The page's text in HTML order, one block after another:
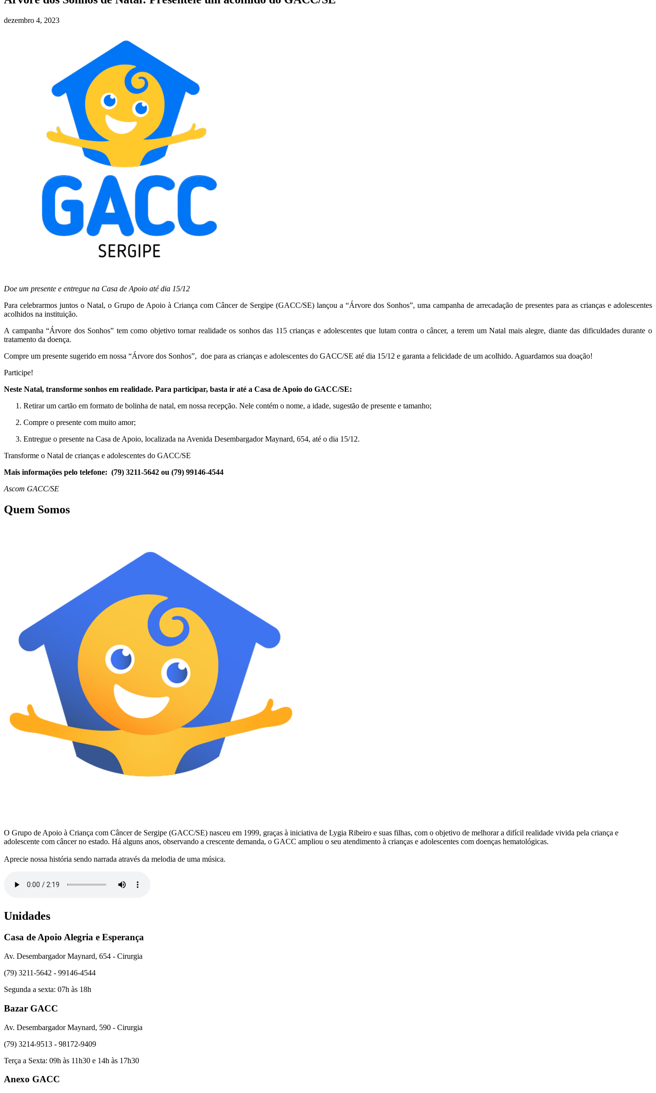
dezembro 4, 2023
Doe um presente e entregue na Casa de Apoio até dia 15/12
Para celebrarmos juntos o Natal, o Grupo de Apoio à Criança com Câncer de Sergipe (GACC/SE) lançou a “Árvore dos Sonhos”, uma campanha de arrecadação de presentes para as crianças e adolescentes
acolhidos na instituição.
A campanha “Árvore dos Sonhos” tem como objetivo tornar realidade os sonhos das 115 crianças e adolescentes que lutam contra o câncer, a terem um Natal mais alegre, diante das dificuldades durante o
tratamento da doença.
Compre um presente sugerido em nossa “Árvore dos Sonhos”, doe para as crianças e adolescentes do GACC/SE até dia 15/12 e garanta a felicidade de um acolhido. Aguardamos sua doação!
Participe!
Neste Natal, transforme sonhos em realidade. Para participar, basta ir até a Casa de Apoio do GACC/SE:
Retirar um cartão em formato de bolinha de natal, em nossa recepção. Nele contém o nome, a idade, sugestão de presente e tamanho;
Compre o presente com muito amor;
Entregue o presente na Casa de Apoio, localizada na Avenida Desembargador Maynard, 654, até o dia 15/12.
Transforme o Natal de crianças e adolescentes do GACC/SE
Mais informações pelo telefone: (79) 3211-5642 ou (79) 99146-4544
Ascom GACC/SE
Quem Somos
O Grupo de Apoio à Criança com Câncer de Sergipe (GACC/SE) nasceu em 1999, graças à iniciativa de Lygia Ribeiro e suas filhas, com o objetivo de melhorar a difícil realidade vivida pela criança e
adolescente com câncer no estado. Há alguns anos, observando a crescente demanda, o GACC ampliou o seu atendimento à crianças e adolescentes com doenças hematológicas.
Aprecie nossa história sendo narrada através da melodia de uma música.
Unidades
Casa de Apoio Alegria e Esperança
Av. Desembargador Maynard, 654 - Cirurgia
(79) 3211-5642 - 99146-4544
Segunda a sexta: 07h às 18h
Bazar GACC
Av. Desembargador Maynard, 590 - Cirurgia
(79) 3214-9513 - 98172-9409
Terça a Sexta: 09h às 11h30 e 14h às 17h30
Anexo GACC